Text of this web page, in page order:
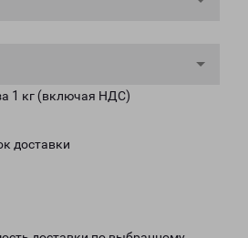
1 кг (включая НДС)
доставки